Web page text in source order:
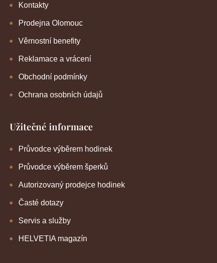
Kontakty
Prodejna Olomouc
Věrnostní benefity
Reklamace a vrácení
Obchodní podmínky
Ochrana osobních údajů
Užitečné informace
Průvodce výběrem hodinek
Průvodce výběrem šperků
Autorizovaný prodejce hodinek
Časté dotazy
Servis a služby
HELVETIA magazín